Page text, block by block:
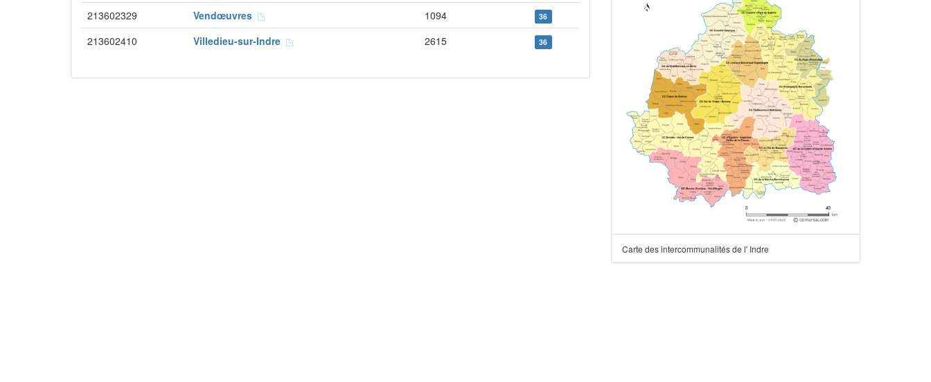
213602329 Vendœuvres 1094 36
213602410 Villedieu-sur-Indre 2615 36
Carte des intercommunalités de l' Indre